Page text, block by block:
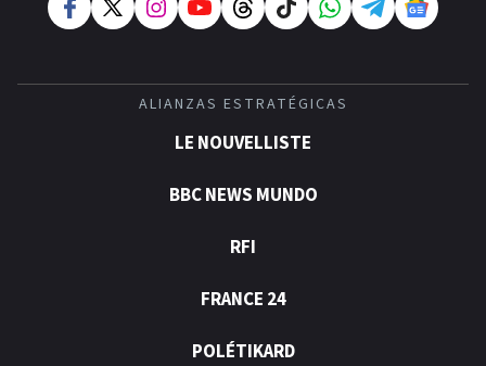
ALIANZAS ESTRATÉGICAS
LE NOUVELLISTE
BBC NEWS MUNDO
RFI
FRANCE 24
POLÉTIKARD